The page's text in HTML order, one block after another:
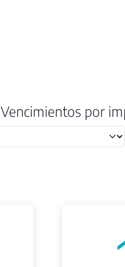
Vencimientos por